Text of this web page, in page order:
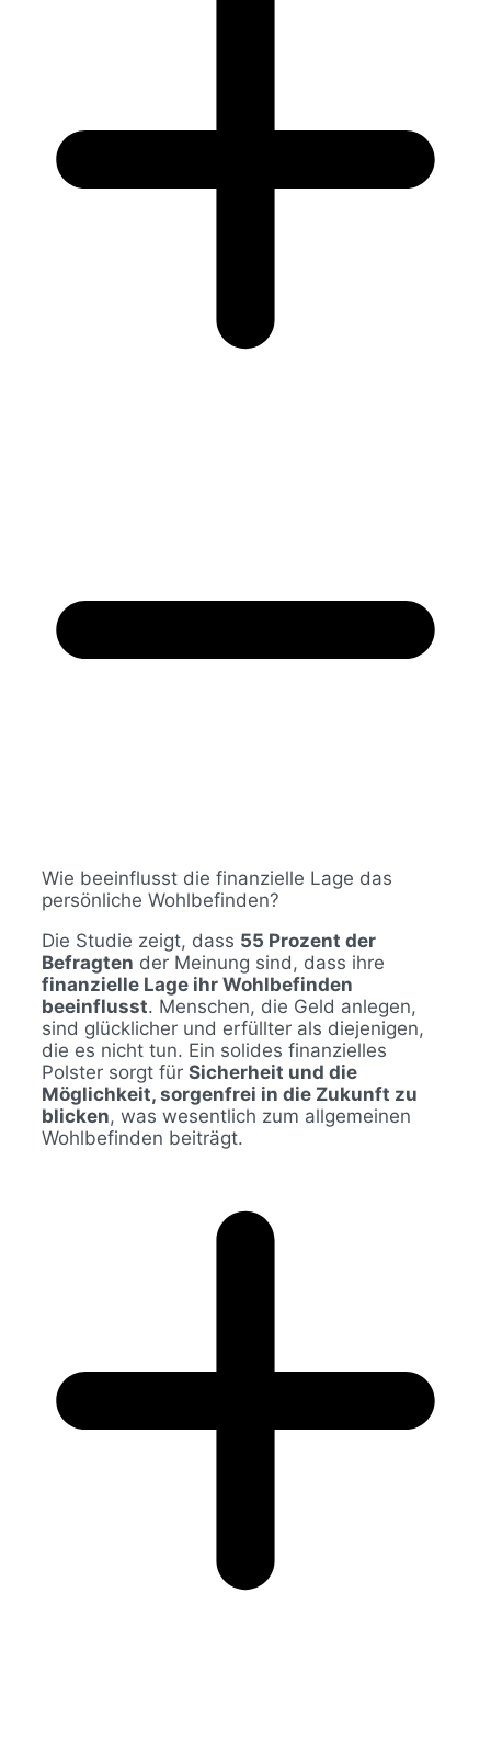
Wie beeinflusst die finanzielle Lage das
persönliche Wohlbefinden?
Die Studie zeigt, dass 55 Prozent der
Befragten der Meinung sind, dass ihre
finanzielle Lage ihr Wohlbefinden
beeinflusst. Menschen, die Geld anlegen,
sind glücklicher und erfüllter als diejenigen,
die es nicht tun. Ein solides finanzielles
Polster sorgt für Sicherheit und die
Möglichkeit, sorgenfrei in die Zukunft zu
blicken, was wesentlich zum allgemeinen
Wohlbefinden beiträgt.